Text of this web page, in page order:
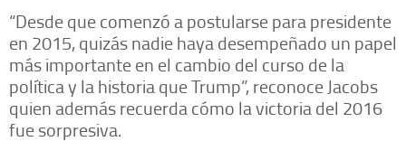
“Desde que comenzó a postularse para presidente
en 2015, quizás nadie haya desempeñado un papel
más importante en el cambio del curso de la
política y la historia que Trump”, reconoce Jacobs
quien además recuerda cómo la victoria del 2016
fue sorpresiva.